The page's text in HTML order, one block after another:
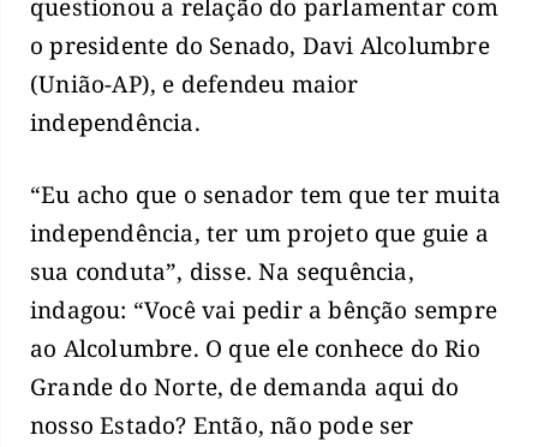
questionou a relação do parlamentar com
o presidente do Senado, Davi Alcolumbre
(União-AP), e defendeu maior
independência.
“Eu acho que o senador tem que ter muita
independência, ter um projeto que guie a
sua conduta”, disse. Na sequência,
indagou: “Você vai pedir a bênção sempre
ao Alcolumbre. O que ele conhece do Rio
Grande do Norte, de demanda aqui do
nosso Estado? Então, não pode ser